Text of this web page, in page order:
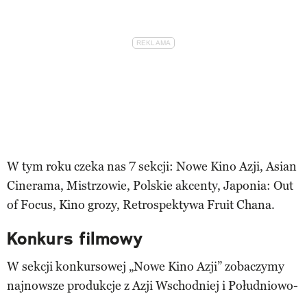
W tym roku czeka nas 7 sekcji: Nowe Kino Azji, Asian
Cinerama, Mistrzowie, Polskie akcenty, Japonia: Out
of Focus, Kino grozy, Retrospektywa Fruit Chana.
Konkurs filmowy
W sekcji konkursowej „Nowe Kino Azji” zobaczymy
najnowsze produkcje z Azji Wschodniej i Południowo-